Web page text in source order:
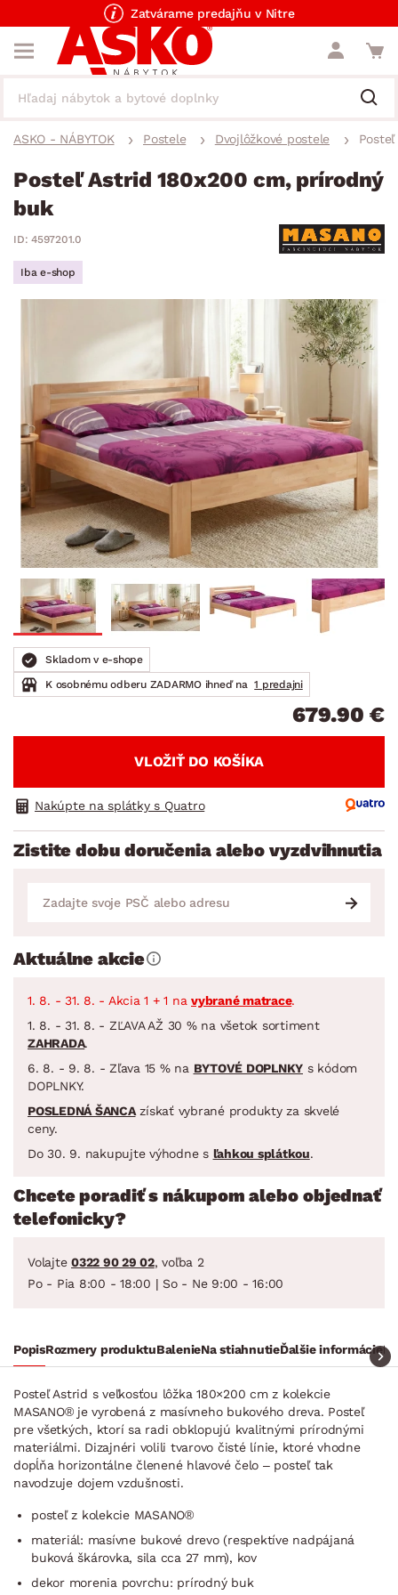
Zatvárame predajňu v Nitre
ASKO - NÁBYTOK Postele Dvojlôžkové postele
Posteľ Astrid 180x200 cm, prírodný
buk
ID: 4597201.0
Iba e-shop
Skladom v e-shope
K osobnému odberu ZADARMO ihneď na 1 predajni
679.90 €
VLOŽIŤ DO KOŠÍKA
Nakúpte na splátky s Quatro
Zistite dobu doručenia alebo vyzdvihnutia
Aktuálne akcie
1. 8. - 31. 8. - Akcia 1 + 1 na vybrané matrace.
1. 8. - 31. 8. - ZĽAVA AŽ 30 % na všetok sortiment
ZAHRADA.
6. 8. - 9. 8. - Zľava 15 % na BYTOVÉ DOPLNKY s kódom
DOPLNKY.
POSLEDNÁ ŠANCAzískať vybrané produkty za skvelé
ceny.
Do 30. 9. nakupujte výhodne s ľahkou splátkou.
Chcete poradiť s nákupom alebo objednať
telefonicky?
Volajte 0322 90 29 02, voľba 2
Po - Pia 8:00 - 18:00 | So - Ne 9:00 - 16:00
PopisRozmery produktuBalenieNa stiahnutieĎalšie informácie
Posteľ Astrid s veľkosťou lôžka 180×200 cm z kolekcie
MASANO® je vyrobená z masívneho bukového dreva. Posteľ
pre všetkých, ktorí sa radi obklopujú kvalitnými prírodnými
materiálmi. Dizajnéri volili tvarovo čisté línie, ktoré vhodne
dopĺňa horizontálne členené hlavové čelo – posteľ tak
navodzuje dojem vzdušnosti.
posteľ z kolekcie MASANO®
materiál: masívne bukové drevo (respektíve nadpájaná
buková škárovka, sila cca 27 mm), kov
dekor morenia povrchu: prírodný buk